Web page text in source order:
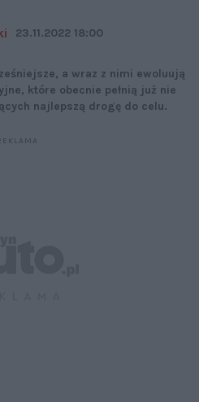
23.11.2022 18:00
a wraz z nimi ewoluują
które obecnie pełnią już nie
najlepszą drogę do celu.